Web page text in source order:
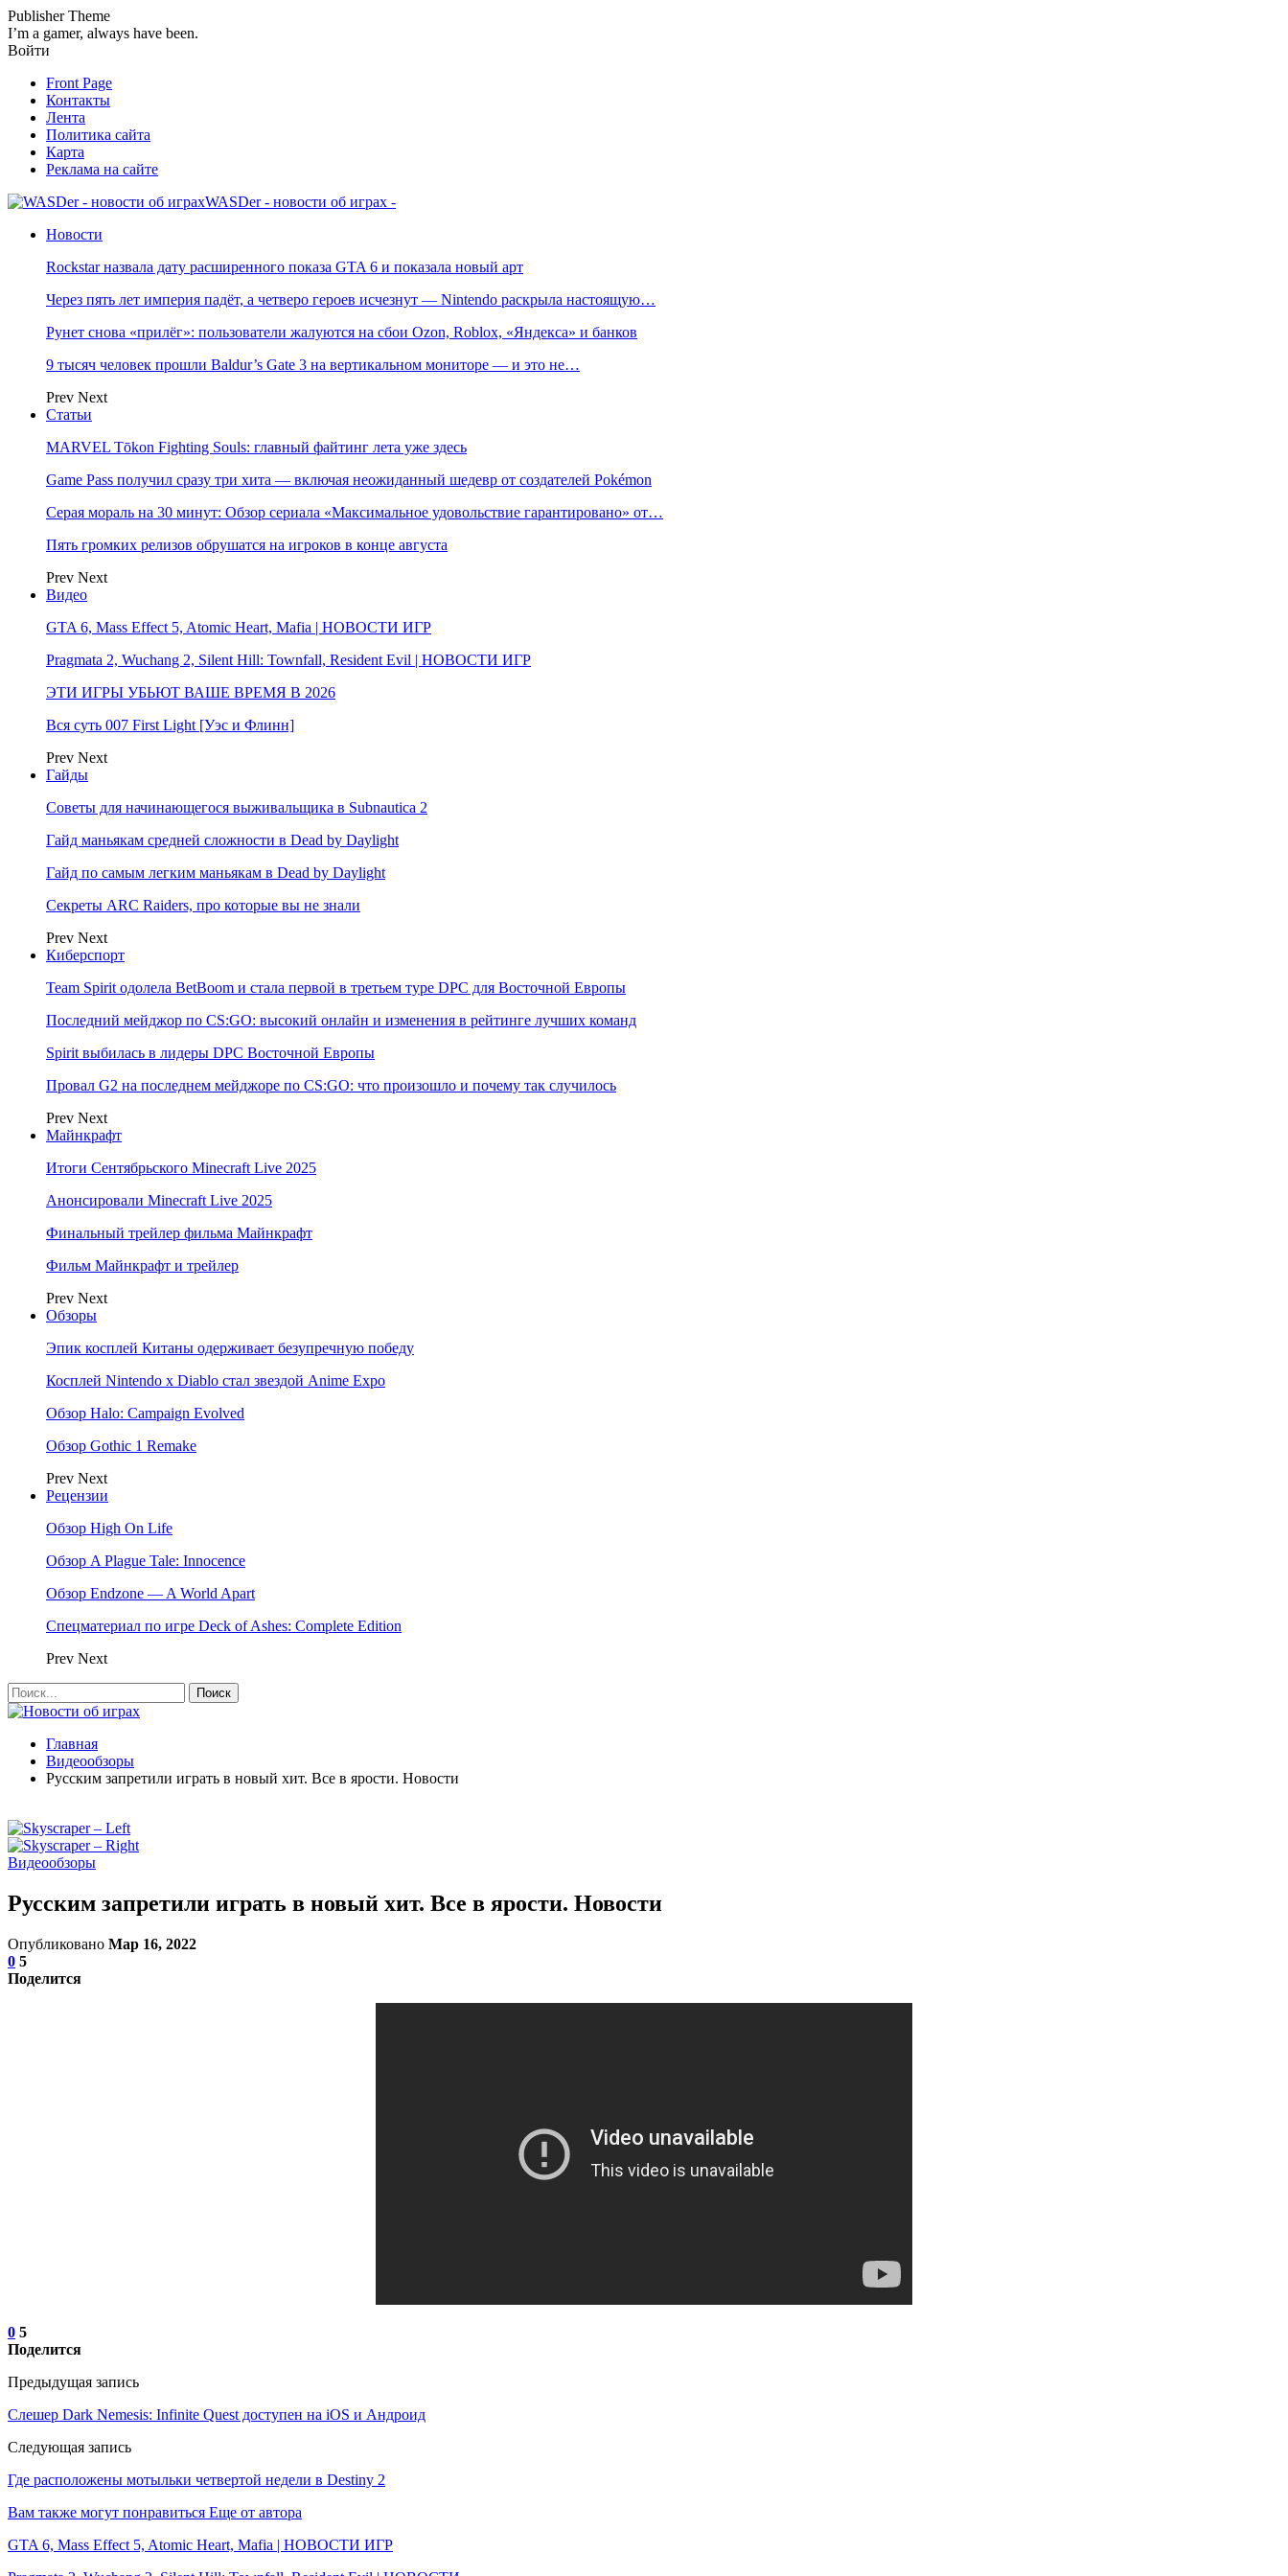
Publisher Theme
I’m a gamer, always have been.
Войти
Front Page
Контакты
Лента
Политика сайта
Карта
Реклама на сайте
WASDer - новости об играх -
Новости
Rockstar назвала дату расширенного показа GTA 6 и показала новый арт
Через пять лет империя падёт, а четверо героев исчезнут — Nintendo раскрыла настоящую…
Рунет снова «прилёг»: пользователи жалуются на сбои Ozon, Roblox, «Яндекса» и банков
9 тысяч человек прошли Baldur’s Gate 3 на вертикальном мониторе — и это не…
Prev Next
Статьи
MARVEL Tōkon Fighting Souls: главный файтинг лета уже здесь
Game Pass получил сразу три хита — включая неожиданный шедевр от создателей Pokémon
Серая мораль на 30 минут: Обзор сериала «Максимальное удовольствие гарантировано» от…
Пять громких релизов обрушатся на игроков в конце августа
Prev Next
Видео
GTA 6, Mass Effect 5, Atomic Heart, Mafia | НОВОСТИ ИГР
Pragmata 2, Wuchang 2, Silent Hill: Townfall, Resident Evil | НОВОСТИ ИГР
ЭТИ ИГРЫ УБЬЮТ ВАШЕ ВРЕМЯ В 2026
Вся суть 007 First Light [Уэс и Флинн]
Prev Next
Гайды
Советы для начинающегося выживальщика в Subnautica 2
Гайд маньякам средней сложности в Dead by Daylight
Гайд по самым легким маньякам в Dead by Daylight
Секреты ARC Raiders, про которые вы не знали
Prev Next
Киберспорт
Team Spirit одолела BetBoom и стала первой в третьем туре DPC для Восточной Европы
Последний мейджор по CS:GO: высокий онлайн и изменения в рейтинге лучших команд
Spirit выбилась в лидеры DPC Восточной Европы
Провал G2 на последнем мейджоре по CS:GO: что произошло и почему так случилось
Prev Next
Майнкрафт
Итоги Сентябрьского Minecraft Live 2025
Анонсировали Minecraft Live 2025
Финальный трейлер фильма Майнкрафт
Фильм Майнкрафт и трейлер
Prev Next
Обзоры
Эпик косплей Китаны одерживает безупречную победу
Косплей Nintendo x Diablo стал звездой Anime Expo
Обзор Halo: Campaign Evolved
Обзор Gothic 1 Remake
Prev Next
Рецензии
Обзор High On Life
Обзор A Plague Tale: Innocence
Обзор Endzone — A World Apart
Спецматериал по игре Deck of Ashes: Complete Edition
Prev Next
Главная
Видеообзоры
Русским запретили играть в новый хит. Все в ярости. Новости
Видеообзоры
Русским запретили играть в новый хит. Все в ярости. Новости
Опубликовано Мар 16, 2022
0 5
Поделится
0 5
Поделится
Предыдущая запись
Слешер Dark Nemesis: Infinite Quest доступен на iOS и Андроид
Следующая запись
Где расположены мотыльки четвертой недели в Destiny 2
Вам также могут понравиться Еще от автора
GTA 6, Mass Effect 5, Atomic Heart, Mafia | НОВОСТИ ИГР